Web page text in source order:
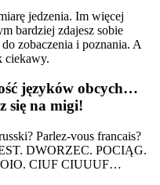
jedzenia. Im więcej
bardziej zdajesz sobie
zobaczenia i poznania. A
ciekawy.
języków obcych…
się na migi!
Parlez-vous francais?
DWORZEC. POCIĄG.
CIUF CIUUUF…